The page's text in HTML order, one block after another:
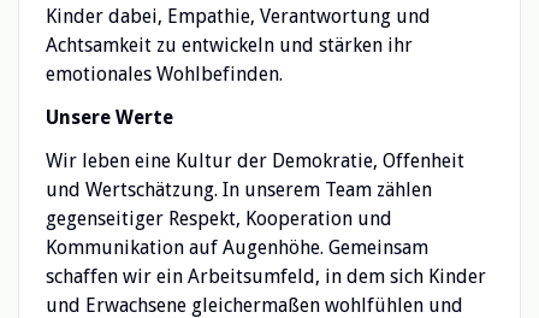
Kinder dabei, Empathie, Verantwortung und
Achtsamkeit zu entwickeln und stärken ihr
emotionales Wohlbefinden.
Unsere Werte
Wir leben eine Kultur der Demokratie, Offenheit
und Wertschätzung. In unserem Team zählen
gegenseitiger Respekt, Kooperation und
Kommunikation auf Augenhöhe. Gemeinsam
schaffen wir ein Arbeitsumfeld, in dem sich Kinder
und Erwachsene gleichermaßen wohlfühlen und